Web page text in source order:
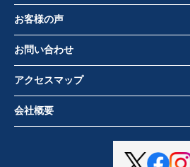
お客様の声
お問い合わせ
アクセスマップ
会社概要